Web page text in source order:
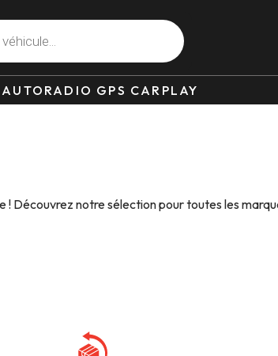
AUTORADIO GPS CARPLAY
Découvrez notre sélection pour toutes les